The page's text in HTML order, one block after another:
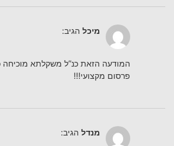
מיכל הגיב:
המודעה הזאת כנ”ל משקלתא מוכיחה
פרסום מקצועי!!!
מנדל הגיב: